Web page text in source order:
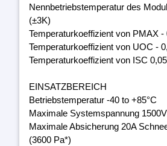
Nennbetriebstemperatur des
(±3K)
Temperaturkoeffizient von PMAX -
Temperaturkoeffizient von UOC -
Temperaturkoeffizient von ISC
EINSATZBEREICH
Betriebstemperatur -40 to +85°C
Maximale Systemspannung
Maximale Absicherung 20A
(3600 Pa*)